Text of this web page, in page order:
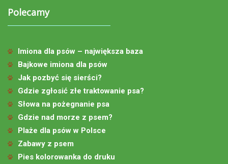
Polecamy
Imiona dla psów – największa baza
Bajkowe imiona dla psów
Jak pozbyć się sierści?
Gdzie zgłosić złe traktowanie psa?
Słowa na pożegnanie psa
Gdzie nad morze z psem?
Plaże dla psów w Polsce
Zabawy z psem
Pies kolorowanka do druku